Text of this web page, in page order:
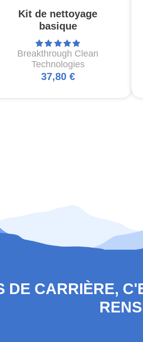
Kit de nettoyage
basique
Breakthrough Clean
Technologies
37,80 €
DE CARRIÈRE,